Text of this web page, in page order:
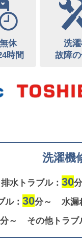
休
時間
洗
故障
洗濯機
排水トラブル： 30
ル： 30分～ 水漏
分～ その他トラブ